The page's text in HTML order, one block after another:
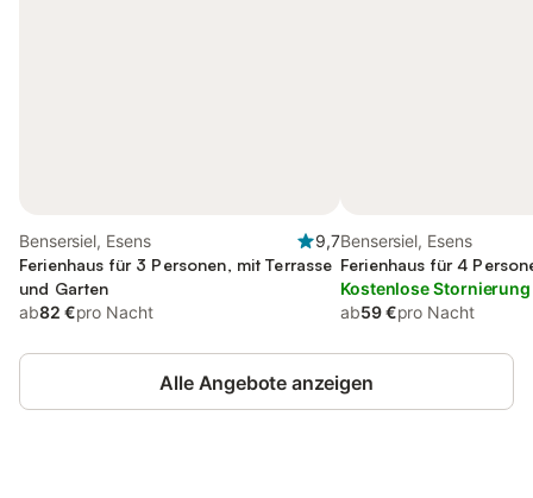
Bensersiel, Esens
9,7
Ferienhaus für 3 Personen, mit Terrasse
und Garten
ab82 €pro Nacht
Bensersiel, Esens
Ferienhaus für 4
Kostenlose Stornierung
ab59 €pro Nacht
Alle Angebote anzeigen